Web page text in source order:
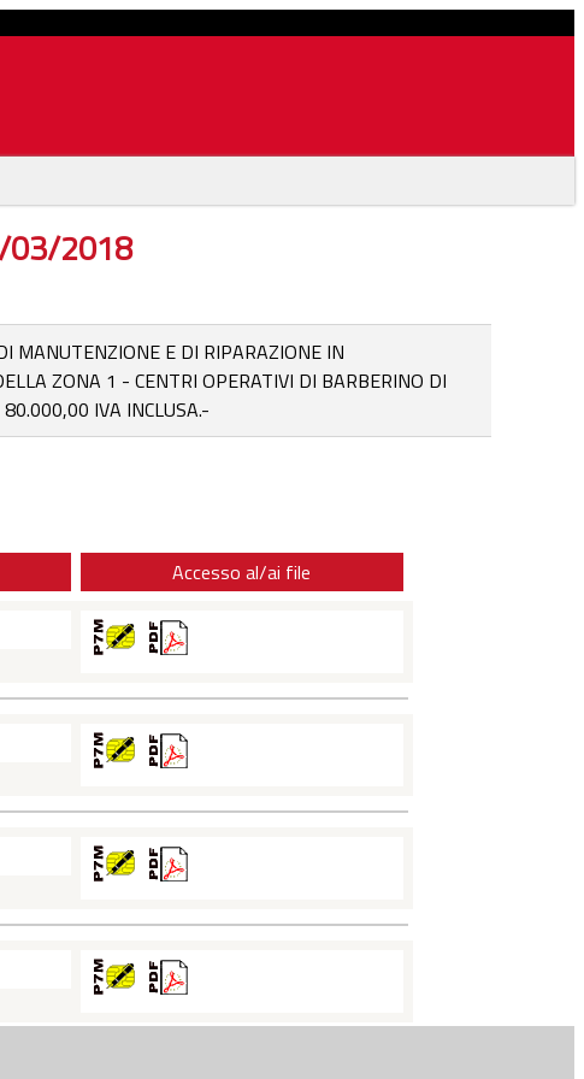
03/2018
MANUTENZIONE E DI RIPARAZIONE IN
ZONA 1 - CENTRI OPERATIVI DI BARBERINO DI
IVA INCLUSA.-
Accesso al/ai file